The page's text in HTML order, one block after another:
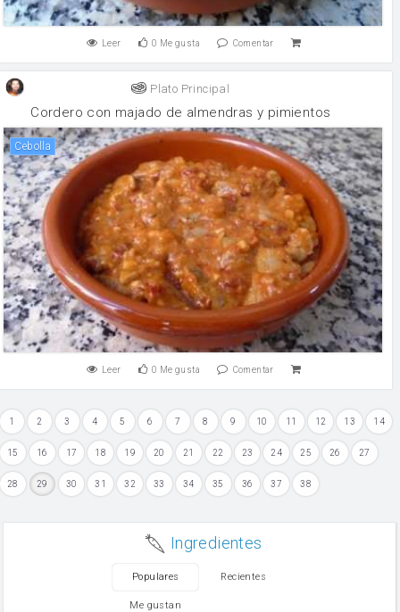
Leer 0 Me gusta Comentar
Plato Principal
Cordero con majado de almendras y pimientos
cebolla
Leer 0 Me gusta Comentar
1 2 3 4 5 6 7 8 9 10 11 12 13 14
15 16 17 18 19 20 21 22 23 24 25 26 27
28 29 30 31 32 33 34 35 36 37 38
Ingredientes
Populares Recientes
Me gustan